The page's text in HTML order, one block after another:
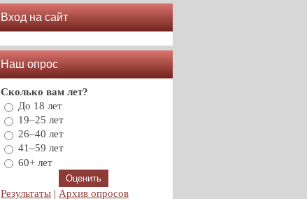
Вход на сайт
Наш опрос
Сколько вам лет?
До 18 лет
19–25 лет
26–40 лет
41–59 лет
60+ лет
Результаты | Архив опросов